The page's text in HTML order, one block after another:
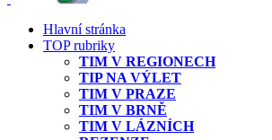
Hlavní stránka
TOP rubriky
TIM V REGIONECH
TIP NA VÝLET
TIM V PRAZE
TIM V BRNĚ
TIM V LÁZNÍCH